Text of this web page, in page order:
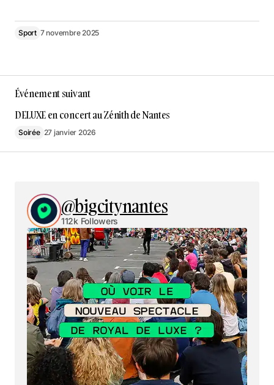
Sport 7 novembre 2025
Événement suivant
DELUXE en concert au Zénith de Nantes
Soirée 27 janvier 2026
@bigcitynantes
112k Followers